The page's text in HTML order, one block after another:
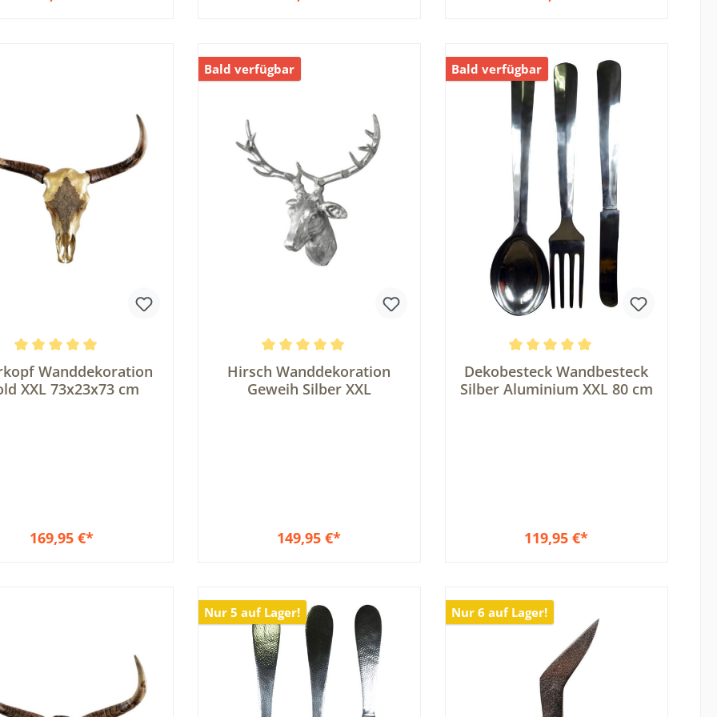
Bewertung von 5 von 5 Sternen
Wanddekoration
XXL 73x23x73 cm
169,95 €*
Bald verfügbar
Durchschnittliche Bewertung von 5 von 5 Sternen
Hirsch Wanddekoration
Geweih Silber XXL
149,95 €*
Bald verfügbar
Durchschnittliche Bewertung von 5
Dekobesteck Wandbesteck
Silber Aluminium XXL 80 cm
119,95 €*
Nur 5 auf Lager! Nur 6 auf Lager!